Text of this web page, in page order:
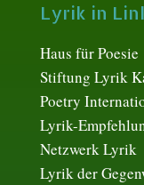
Lyrik in
Haus für Poesie
Stiftung Lyrik
Poetry
Lyrik-
Netzwerk Lyrik
Lyrik der